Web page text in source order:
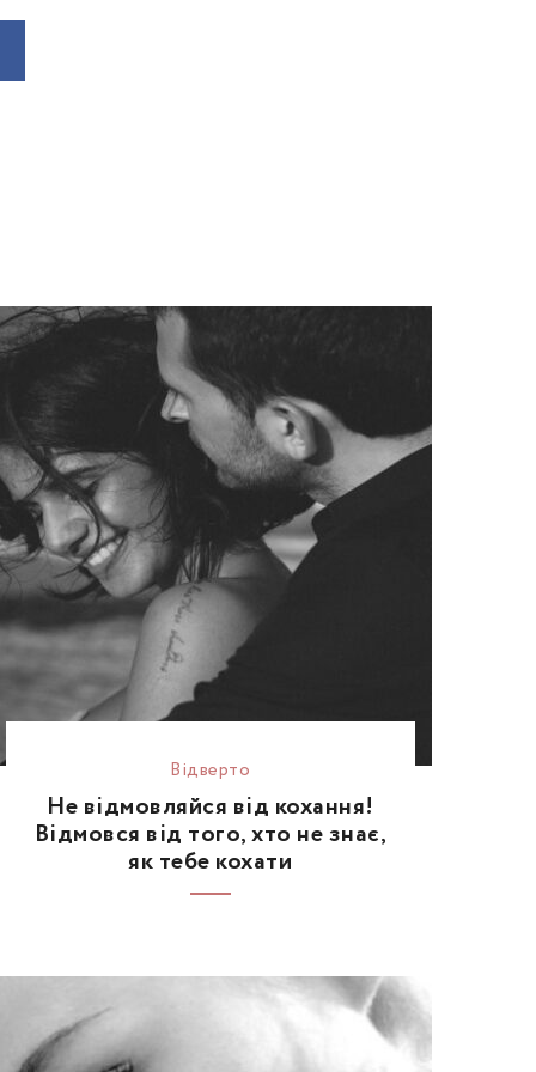
Відвертo
Не відмовляйся від кохання!
Відмовся від того, хто не знає,
як тебе кохати